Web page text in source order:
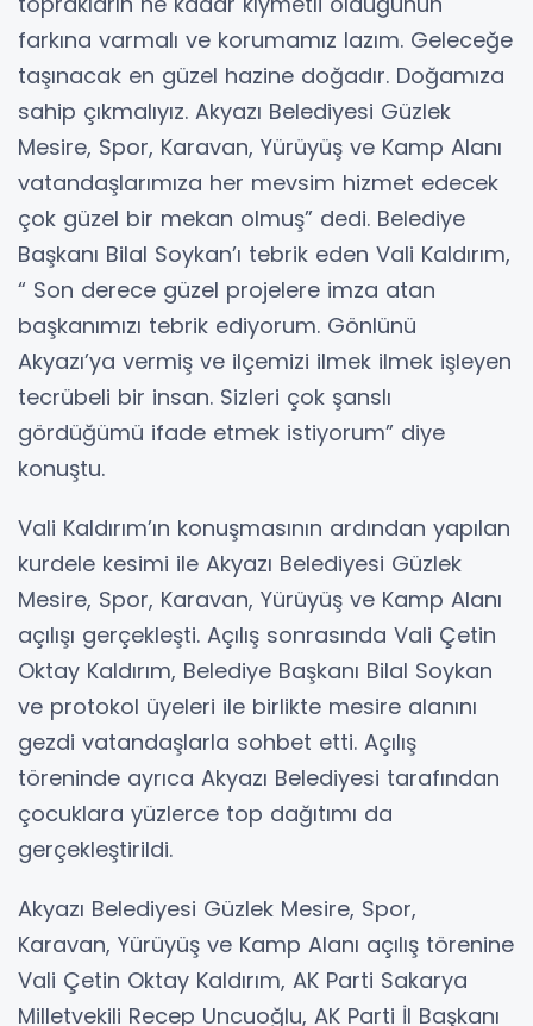
farkına varmalı ve korumamız lazım. Geleceğe
taşınacak en güzel hazine doğadır. Doğamıza
sahip çıkmalıyız. Akyazı Belediyesi Güzlek
Mesire, Spor, Karavan, Yürüyüş ve Kamp Alanı
vatandaşlarımıza her mevsim hizmet edecek
çok güzel bir mekan olmuş” dedi. Belediye
Başkanı Bilal Soykan’ı tebrik eden Vali Kaldırım,
“ Son derece güzel projelere imza atan
başkanımızı tebrik ediyorum. Gönlünü
Akyazı’ya vermiş ve ilçemizi ilmek ilmek işleyen
tecrübeli bir insan. Sizleri çok şanslı
gördüğümü ifade etmek istiyorum” diye
konuştu.
Vali Kaldırım’ın konuşmasının ardından yapılan
kurdele kesimi ile Akyazı Belediyesi Güzlek
Mesire, Spor, Karavan, Yürüyüş ve Kamp Alanı
açılışı gerçekleşti. Açılış sonrasında Vali Çetin
Oktay Kaldırım, Belediye Başkanı Bilal Soykan
ve protokol üyeleri ile birlikte mesire alanını
gezdi vatandaşlarla sohbet etti. Açılış
töreninde ayrıca Akyazı Belediyesi tarafından
çocuklara yüzlerce top dağıtımı da
gerçekleştirildi.
Akyazı Belediyesi Güzlek Mesire, Spor,
Karavan, Yürüyüş ve Kamp Alanı açılış törenine
Vali Çetin Oktay Kaldırım, AK Parti Sakarya
Milletvekili Recep Uncuoğlu, AK Parti İl Başkanı